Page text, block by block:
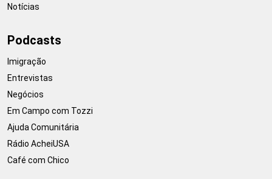
Notícias
Podcasts
Imigração
Entrevistas
Negócios
Em Campo com Tozzi
Ajuda Comunitária
Rádio AcheiUSA
Café com Chico